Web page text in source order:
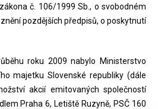
č. 106/1999 Sb., o svobodném
pozdějších předpisů, o poskytnutí
roku 2009 nabylo Ministerstvo
majetku Slovenské republiky (dále
akcií emitovaných společností
Praha 6, Letiště Ruzyně, PSČ 160